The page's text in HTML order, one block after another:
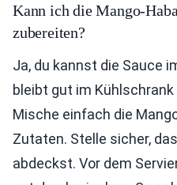
Kann ich die Mango-
zubereiten?
Ja, du kannst die Sauce
bleibt gut im
Mische einfach die
Zutaten. Stelle sicher,
abdeckst. Vor dem